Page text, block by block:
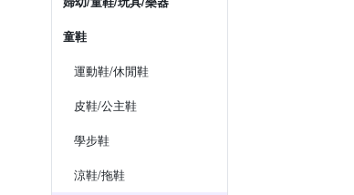
童鞋
運動鞋/休閒鞋
皮鞋/公主鞋
學步鞋
涼鞋/拖鞋